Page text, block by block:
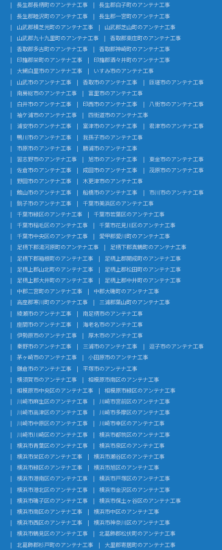
長生郡長柄町のアンテナ工事
長生郡白子町のアンテナ工事
長生郡睦沢町のアンテナ工事
長生郡一宮町のアンテナ工事
山武郡横芝光町のアンテナ工事
山武郡芝山町のアンテナ工事
山武郡九十九里町のアンテナ工事
香取郡東庄町のアンテナ工事
香取郡多古町のアンテナ工事
香取郡神崎町のアンテナ工事
印旛郡栄町のアンテナ工事
印旛郡酒々井町のアンテナ工事
大網白里市のアンテナ工事
いすみ市のアンテナ工事
山武市のアンテナ工事
香取市のアンテナ工事
匝瑳市のアンテナ工事
南房総市のアンテナ工事
富里市のアンテナ工事
白井市のアンテナ工事
印西市のアンテナ工事
八街市のアンテナ工事
袖ケ浦市のアンテナ工事
四街道市のアンテナ工事
浦安市のアンテナ工事
富津市のアンテナ工事
君津市のアンテナ工事
鴨川市のアンテナ工事
我孫子市のアンテナ工事
市原市のアンテナ工事
勝浦市のアンテナ工事
習志野市のアンテナ工事
旭市のアンテナ工事
東金市のアンテナ工事
佐倉市のアンテナ工事
成田市のアンテナ工事
茂原市のアンテナ工事
野田市のアンテナ工事
木更津市のアンテナ工事
館山市のアンテナ工事
船橋市のアンテナ工事
市川市のアンテナ工事
銚子市のアンテナ工事
千葉市美浜区のアンテナ工事
千葉市緑区のアンテナ工事
千葉市若葉区のアンテナ工事
千葉市稲毛区のアンテナ工事
千葉市花見川区のアンテナ工事
千葉市中央区のアンテナ工事
愛甲郡愛川町のアンテナ工事
足柄下郡湯河原町のアンテナ工事
足柄下郡真鶴町のアンテナ工事
足柄下郡箱根町のアンテナ工事
足柄上郡開成町のアンテナ工事
足柄上郡山北町のアンテナ工事
足柄上郡松田町のアンテナ工事
足柄上郡大井町のアンテナ工事
足柄上郡中井町のアンテナ工事
中郡二宮町のアンテナ工事
中郡大磯町のアンテナ工事
高座郡寒川町のアンテナ工事
三浦郡葉山町のアンテナ工事
綾瀬市のアンテナ工事
南足柄市のアンテナ工事
座間市のアンテナ工事
海老名市のアンテナ工事
伊勢原市のアンテナ工事
厚木市のアンテナ工事
秦野市のアンテナ工事
三浦市のアンテナ工事
逗子市のアンテナ工事
茅ヶ崎市のアンテナ工事
小田原市のアンテナ工事
鎌倉市のアンテナ工事
平塚市のアンテナ工事
横須賀市のアンテナ工事
相模原市南区のアンテナ工事
相模原市中央区のアンテナ工事
相模原市緑区のアンテナ工事
川崎市麻生区のアンテナ工事
川崎市宮前区のアンテナ工事
川崎市高津区のアンテナ工事
川崎市多摩区のアンテナ工事
川崎市中原区のアンテナ工事
川崎市幸区のアンテナ工事
川崎市川崎区のアンテナ工事
横浜市都筑区のアンテナ工事
横浜市青葉区のアンテナ工事
横浜市泉区のアンテナ工事
横浜市栄区のアンテナ工事
横浜市瀬谷区のアンテナ工事
横浜市緑区のアンテナ工事
横浜市旭区のアンテナ工事
横浜市港南区のアンテナ工事
横浜市戸塚区のアンテナ工事
横浜市港北区のアンテナ工事
横浜市金沢区のアンテナ工事
横浜市磯子区のアンテナ工事
横浜市保土ヶ谷区のアンテナ工事
横浜市南区のアンテナ工事
横浜市中区のアンテナ工事
横浜市西区のアンテナ工事
横浜市神奈川区のアンテナ工事
横浜市鶴見区のアンテナ工事
北葛飾郡松伏町のアンテナ工事
北葛飾郡杉戸町のアンテナ工事
大里郡寄居町のアンテナ工事